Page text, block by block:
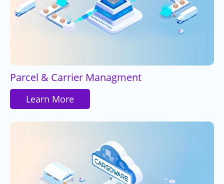
Parcel & Carrier Managment
Learn More